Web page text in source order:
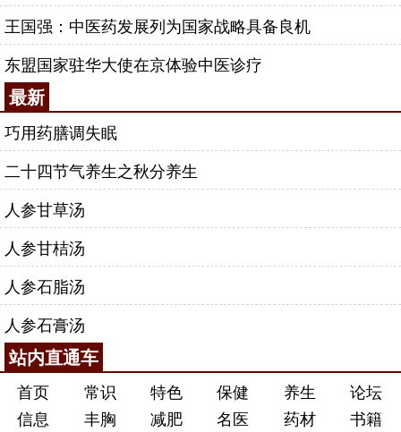
王国强：中医药发展列为国家战略具备良机
东盟国家驻华大使在京体验中医诊疗
最新
巧用药膳调失眠
二十四节气养生之秋分养生
人参甘草汤
人参甘桔汤
人参石脂汤
人参石膏汤
站内直通车
首页 常识 特色 保健 养生
论坛
信息
丰胸 减肥 名医 药材 书籍